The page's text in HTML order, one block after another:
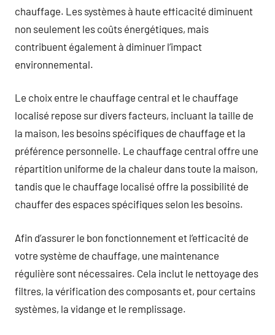
chauffage. Les systèmes à haute efficacité diminuent
non seulement les coûts énergétiques, mais
contribuent également à diminuer l’impact
environnemental.
Le choix entre le chauffage central et le chauffage
localisé repose sur divers facteurs, incluant la taille de
la maison, les besoins spécifiques de chauffage et la
préférence personnelle. Le chauffage central offre une
répartition uniforme de la chaleur dans toute la maison,
tandis que le chauffage localisé offre la possibilité de
chauffer des espaces spécifiques selon les besoins.
Afin d’assurer le bon fonctionnement et l’efficacité de
votre système de chauffage, une maintenance
régulière sont nécessaires. Cela inclut le nettoyage des
filtres, la vérification des composants et, pour certains
systèmes, la vidange et le remplissage.